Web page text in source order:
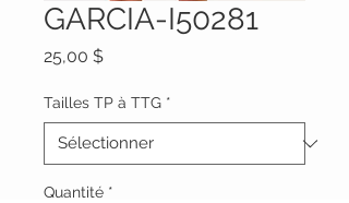
GARCIA-I50281
25,00 $Prix
Tailles TP à TTG *
Quantité *